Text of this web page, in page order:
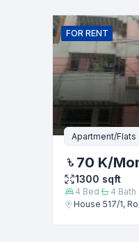
FOR RENT
Apartment/Flats
70 K/
1300 sqft
4 Bed 4 Bath
House 517/1,